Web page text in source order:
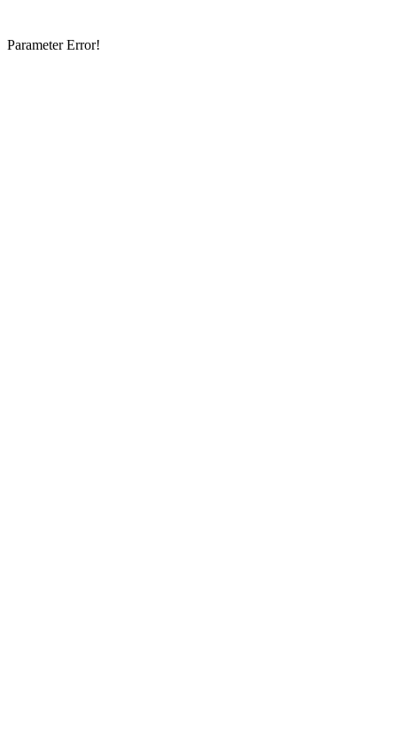
Parameter Error!